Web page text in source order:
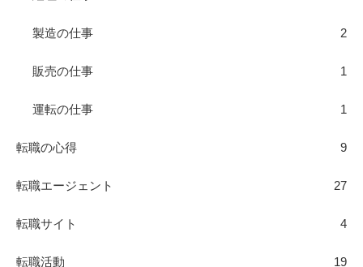
製造の仕事 2
販売の仕事 1
運転の仕事 1
転職の心得 9
転職エージェント 27
転職サイト 4
転職活動 19